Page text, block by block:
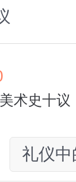
美术史十议
礼仪